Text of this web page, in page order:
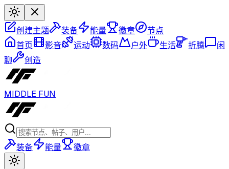
创建主题 装备 能量 徽章
节点
首页
影音 运动 数码 户外 生活 折腾
闲
聊
创造
MIDDLE FUN
装备 能量 徽章